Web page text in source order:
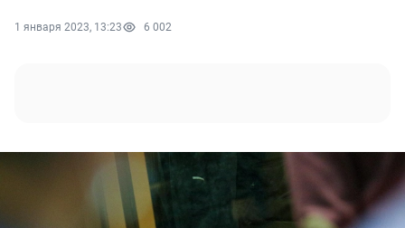
1 января 2023, 13:23 6 002